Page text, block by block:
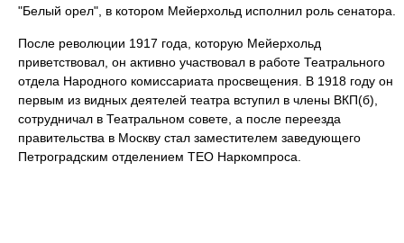
"Белый орел", в котором Мейерхольд исполнил роль сенатора.
После революции 1917 года, которую Мейерхольд
приветствовал, он активно участвовал в работе Театрального
отдела Народного комиссариата просвещения. В 1918 году он
первым из видных деятелей театра вступил в члены ВКП(б),
сотрудничал в Театральном совете, а после переезда
правительства в Москву стал заместителем заведующего
Петроградским отделением ТЕО Наркомпроса.